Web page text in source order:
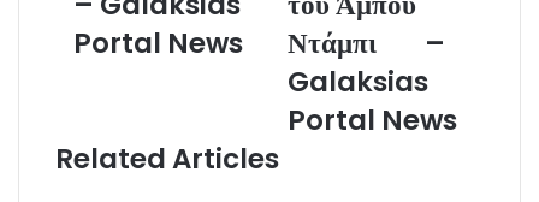
Portal News
Ντάμπι –
Galaksias
Portal News
Related Articles